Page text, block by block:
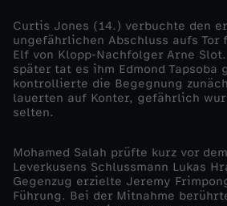
0
2
4
2
Curtis Jones (14.) verbuchte den
ungefährlichen Abschluss aufs Tor
Elf von Klopp-Nachfolger Arne
später tat es ihm Edmond Tapsoba
kontrollierte die Begegnung
lauerten auf Konter, gefährlich
selten.
Mohamed Salah prüfte kurz vor
Leverkusens Schlussmann Lukas
Gegenzug erzielte Jeremy
Führung. Bei der Mitnahme